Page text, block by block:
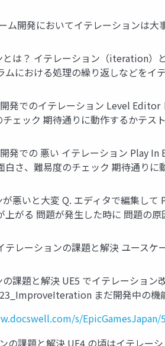
ム開発においてイテレーションは
とは？ イテレーション（iteration）
ムにおける処理の繰り返しなどを
発でのイテレーション Level
ェック 期待通りに動作するかテスト
発での 悪い イテレーション Play
白さ、難易度のチェック 期待通りに
が悪いと大変 Q. エディタで編集し
上がる 問題が発生した時に 問題の
テレーションの課題と解決 ユース
の課題と解決 UE5 でイテレーショ
まだ開発中の機
s/EpicGamesJapan/